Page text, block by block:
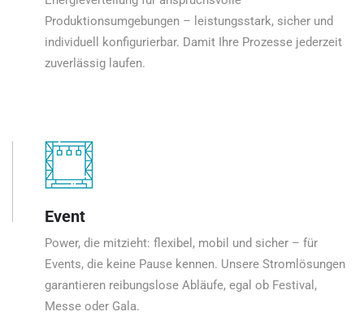
Produktionsumgebungen – leistungsstark, sicher und
individuell konfigurierbar. Damit Ihre Prozesse jederzeit
zuverlässig laufen.
Event
Power, die mitzieht: flexibel, mobil und sicher – für
Events, die keine Pause kennen. Unsere Stromlösungen
garantieren reibungslose Abläufe, egal ob Festival,
Messe oder Gala.